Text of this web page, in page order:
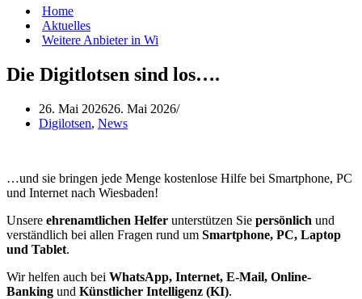
Home
Aktuelles
Weitere Anbieter in Wi
Die Digitlotsen sind los….
26. Mai 202626. Mai 2026
Digilotsen, News
…und sie bringen jede Menge kostenlose Hilfe bei Smartphone, PC
und Internet nach Wiesbaden!
Unsere ehrenamtlichen Helfer unterstützen Sie persönlich und
verständlich bei allen Fragen rund um Smartphone, PC, Laptop
und Tablet.
Wir helfen auch bei WhatsApp, Internet, E-Mail, Online-
Banking und Künstlicher Intelligenz (KI).